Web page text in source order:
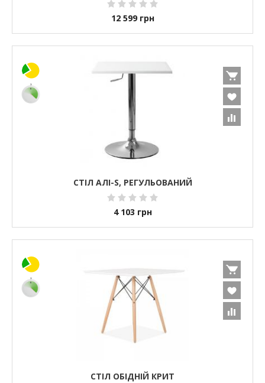
12 599 грн
СТІЛ АЛІ-S, РЕГУЛЬОВАНИЙ
4 103 грн
СТІЛ ОБІДНІЙ КРИТ